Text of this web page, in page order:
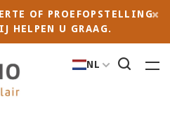
OF PROEFOPSTELLING
HELPEN U GRAAG.
NL